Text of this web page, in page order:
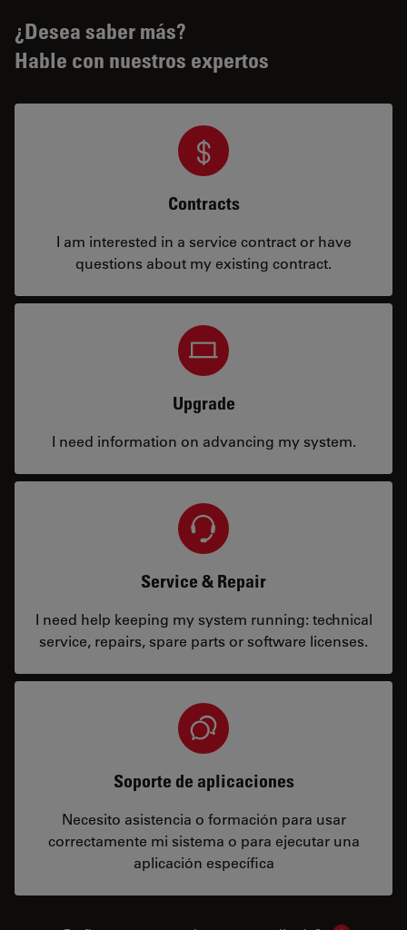
¿Desea saber más?
Hable con nuestros expertos
Contracts
I am interested in a service contract or have
questions about my existing contract.
Upgrade
I need information on advancing my system.
Service & Repair
I need help keeping my system running: technical
service, repairs, spare parts or software licenses.
Soporte de aplicaciones
Necesito asistencia o formación para usar
correctamente mi sistema o para ejecutar una
aplicación específica